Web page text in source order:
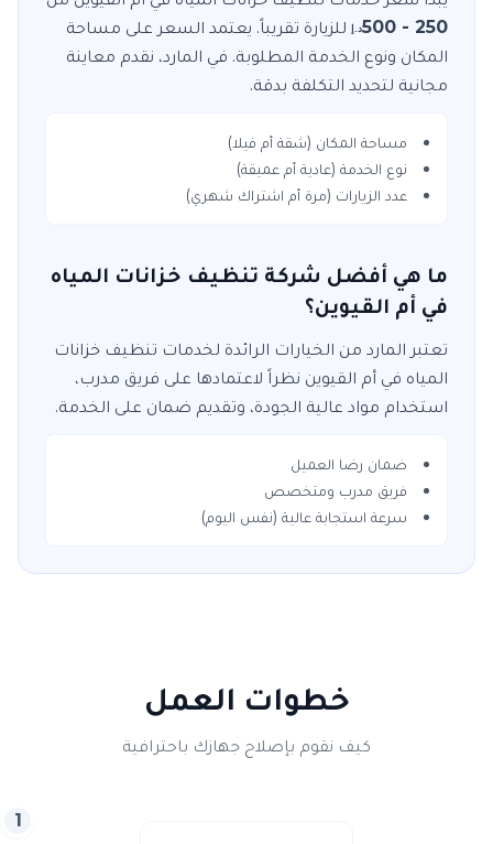
250 - 500
د.إ للزيارة تقريباً. يعتمد السعر على مساحة
المكان ونوع الخدمة المطلوبة. في المارد، نقدم معاينة
مجانية لتحديد التكلفة بدقة.
مساحة المكان (شقة أم فيلا)
نوع الخدمة (عادية أم عميقة)
عدد الزيارات (مرة أم اشتراك شهري)
ما هي أفضل شركة تنظيف خزانات المياه
في أم القيوين؟
تعتبر المارد من الخيارات الرائدة لخدمات تنظيف خزانات
المياه في أم القيوين نظراً لاعتمادها على فريق مدرب،
استخدام مواد عالية الجودة، وتقديم ضمان على الخدمة.
ضمان رضا العميل
فريق مدرب ومتخصص
سرعة استجابة عالية (نفس اليوم)
خطوات العمل
كيف نقوم بإصلاح جهازك باحترافية
1